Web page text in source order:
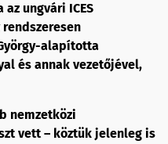
ungvári ICES
alapította
és annak vezetőjével,
nemzetközi
vett – köztük jelenleg is